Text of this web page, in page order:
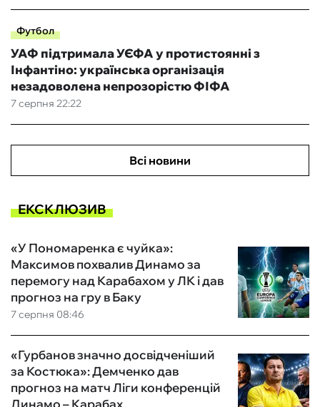
Футбол
7 серпня 22:22
УАФ підтримала УЄФА у протистоянні з
Інфантіно: українська організація
незадоволена непрозорістю ФІФА
Всі новини
ЕКСКЛЮЗИВ
7 серпня 08:46
«У Пономаренка є чуйка»:
Максимов похвалив Динамо за
перемогу над Карабахом у ЛК і дав
прогноз на гру в Баку
«Гурбанов значно досвідченіший
за Костюка»: Демченко дав
прогноз на матч Ліги конференцій